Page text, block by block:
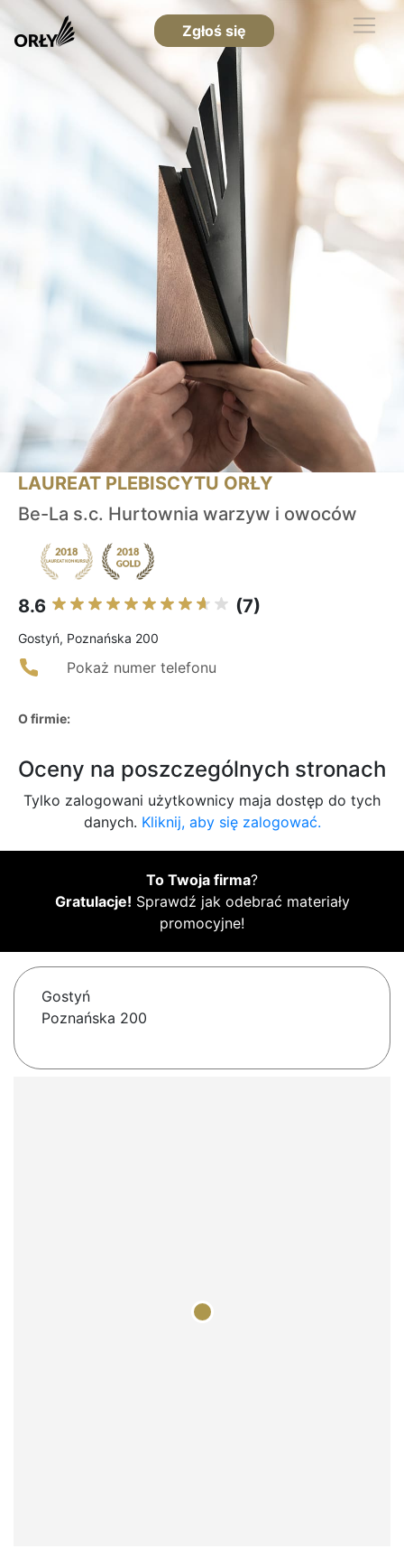
Zgłoś się
LAUREAT PLEBISCYTU ORŁY
Be-La s.c. Hurtownia warzyw i owoców
8.6 (7)
Gostyń, Poznańska 200
Pokaż numer telefonu
O firmie:
Oceny na poszczególnych stronach
Tylko zalogowani użytkownicy maja dostęp do tych
danych. Kliknij, aby się zalogować.
To Twoja firma?
Gratulacje! Sprawdź jak odebrać materiały
promocyjne!
Gostyń
Poznańska 200